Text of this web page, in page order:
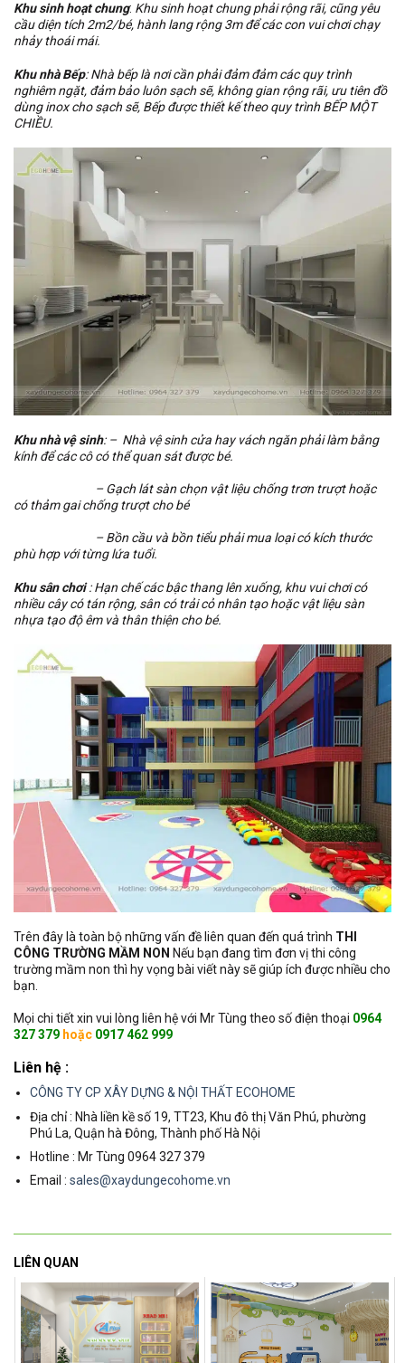
Khu sinh hoạt chung: Khu sinh hoạt chung phải rộng rãi, cũng yêu
cầu diện tích 2m2/bé, hành lang rộng 3m để các con vui chơi chạy
nhảy thoái mái.
Khu nhà Bếp: Nhà bếp là nơi cần phải đảm đảm các quy trình
nghiêm ngặt, đảm bảo luôn sạch sẽ, không gian rộng rãi, ưu tiên đồ
dùng inox cho sạch sẽ, Bếp được thiết kế theo quy trình BẾP MỘT
CHIỀU.
Khu nhà vệ sinh: – Nhà vệ sinh cửa hay vách ngăn phải làm bằng
kính để các cô có thể quan sát được bé.
– Gạch lát sàn chọn vật liệu chống trơn trượt hoặc
có thảm gai chống trượt cho bé
– Bồn cầu và bồn tiểu phải mua loại có kích thước
phù hợp với từng lứa tuổi.
Khu sân chơi: Hạn chế các bậc thang lên xuống, khu vui chơi có
nhiều cây có tán rộng, sân có trải cỏ nhân tạo hoặc vật liệu sàn
nhựa tạo độ êm và thân thiện cho bé.
Trên đây là toàn bộ những vấn đề liên quan đến quá trình THI
CÔNG TRƯỜNG MẦM NON Nếu bạn đang tìm đơn vị thi công
trường mầm non thì hy vọng bài viết này sẽ giúp ích được nhiều cho
bạn.
Mọi chi tiết xin vui lòng liên hệ với Mr Tùng theo số điện thoại 0964
327 379 hoặc 0917 462 999
Liên hệ :
CÔNG TY CP XÂY DỰNG & NỘI THẤT ECOHOME
Địa chỉ : Nhà liền kề số 19, TT23, Khu đô thị Văn Phú, phường
Phú La, Quận hà Đông, Thành phố Hà Nội
Hotline : Mr Tùng 0964 327 379
Email :sales@xaydungecohome.vn
LIÊN QUAN